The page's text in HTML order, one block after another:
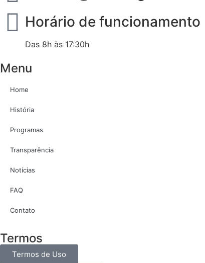
Horário de funcionamento
Das 8h às 17:30h
Menu
Home
História
Programas
Transparência
Notícias
FAQ
Contato
Termos
Termos de Uso